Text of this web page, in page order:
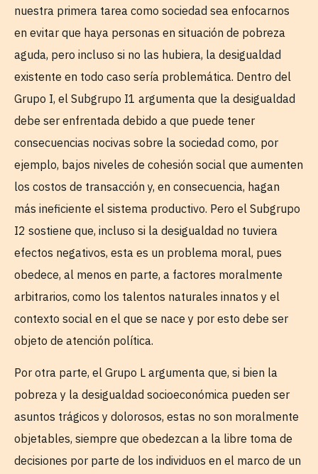
nuestra primera tarea como sociedad sea enfocarnos
en evitar que haya personas en situación de pobreza
aguda, pero incluso si no las hubiera, la desigualdad
existente en todo caso sería problemática. Dentro del
Grupo I, el Subgrupo I1 argumenta que la desigualdad
debe ser enfrentada debido a que puede tener
consecuencias nocivas sobre la sociedad como, por
ejemplo, bajos niveles de cohesión social que aumenten
los costos de transacción y, en consecuencia, hagan
más ineficiente el sistema productivo. Pero el Subgrupo
I2 sostiene que, incluso si la desigualdad no tuviera
efectos negativos, esta es un problema moral, pues
obedece, al menos en parte, a factores moralmente
arbitrarios, como los talentos naturales innatos y el
contexto social en el que se nace y por esto debe ser
objeto de atención política.
Por otra parte, el Grupo L argumenta que, si bien la
pobreza y la desigualdad socioeconómica pueden ser
asuntos trágicos y dolorosos, estas no son moralmente
objetables, siempre que obedezcan a la libre toma de
decisiones por parte de los individuos en el marco de un